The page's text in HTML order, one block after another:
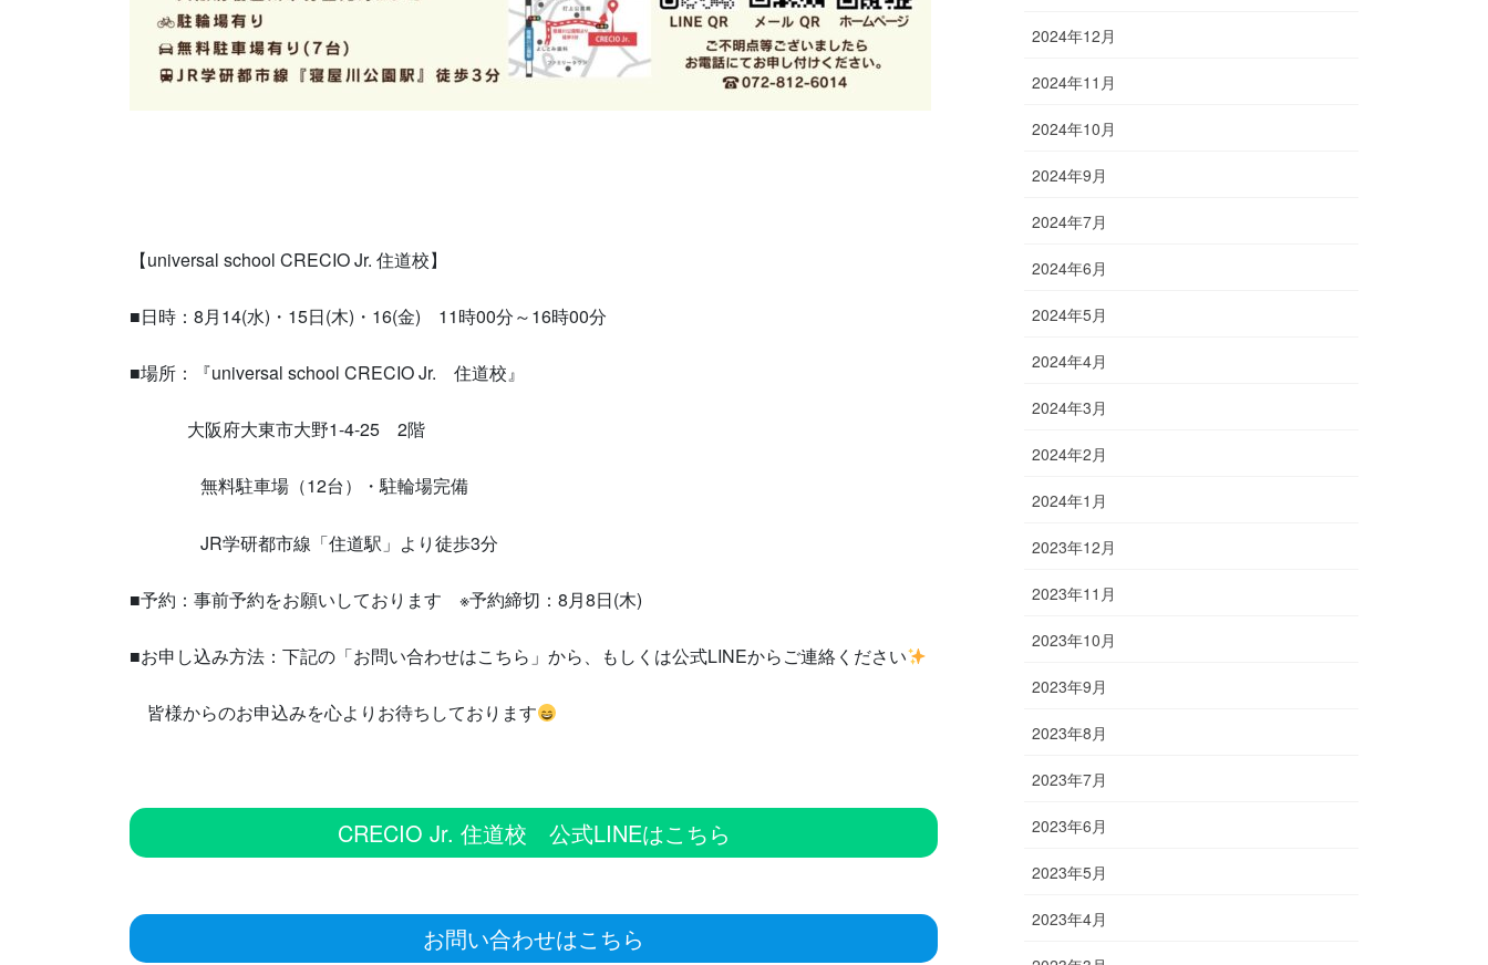
【universal school CRECIO Jr. 住道校】
■日時：8月14(水)・15日(木)・16(金) 11時00分～16時00分
■場所：『universal school CRECIO Jr. 住道校』
大阪府大東市大野1-4-25 2階
無料駐車場（12台）・駐輪場完備
JR学研都市線「住道駅」より徒歩3分
■予約：事前予約をお願いしております ※予約締切：8月8日(木)
■お申し込み方法：下記の「お問い合わせはこちら」から、もしくは公式LINEからご連絡ください
皆様からのお申込みを心よりお待ちしております
CRECIO Jr. 住道校 公式LINEはこちら
お問い合わせはこちら
2024年12月
2024年11月
2024年10月
2024年9月
2024年7月
2024年6月
2024年5月
2024年4月
2024年3月
2024年2月
2024年1月
2023年12月
2023年11月
2023年10月
2023年9月
2023年8月
2023年7月
2023年6月
2023年5月
2023年4月